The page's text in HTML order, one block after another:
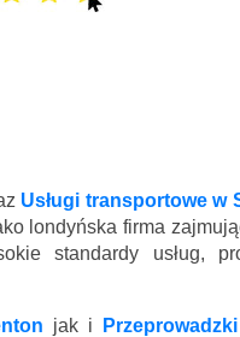
Usługi transportowe w
londyńska firma
standardy usług,
jak i